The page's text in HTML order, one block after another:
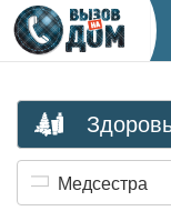
Медсестра